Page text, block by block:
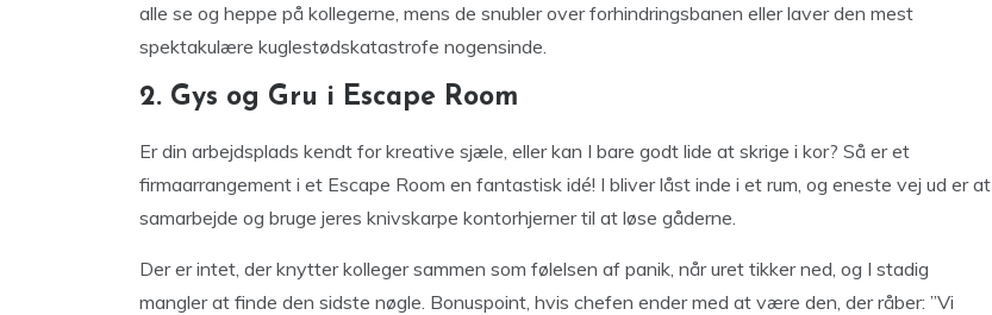
alle se og heppe på kollegerne, mens de snubler over forhindringsbanen eller laver den mest
spektakulære kuglestødskatastrofe nogensinde.
2. Gys og Gru i Escape Room
Er din arbejdsplads kendt for kreative sjæle, eller kan I bare godt lide at skrige i kor? Så er et
firmaarrangement i et Escape Room en fantastisk idé! I bliver låst inde i et rum, og eneste vej ud er at
samarbejde og bruge jeres knivskarpe kontorhjerner til at løse gåderne.
Der er intet, der knytter kolleger sammen som følelsen af panik, når uret tikker ned, og I stadig
mangler at finde den sidste nøgle. Bonuspoint, hvis chefen ender med at være den, der råber: ”Vi